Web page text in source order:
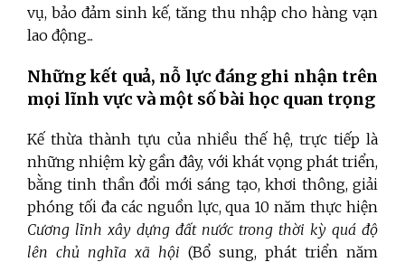
vụ, bảo đảm sinh kế, tăng thu nhập cho hàng vạn
lao động...
Những kết quả, nỗ lực đáng ghi nhận trên
mọi lĩnh vực và một số bài học quan trọng
Kế thừa thành tựu của nhiều thế hệ, trực tiếp là
những nhiệm kỳ gần đây, với khát vọng phát triển,
bằng tinh thần đổi mới sáng tạo, khơi thông, giải
phóng tối đa các nguồn lực, qua 10 năm thực hiện
Cương lĩnh xây dựng đất nước trong thời kỳ quá độ
lên chủ nghĩa xã hội (Bổ sung, phát triển năm